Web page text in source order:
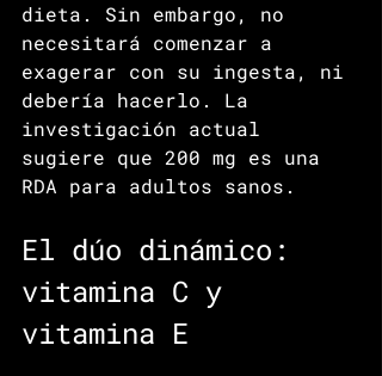
dieta. Sin embargo, no
necesitará comenzar a
exagerar con su ingesta, ni
debería hacerlo. La
investigación actual
sugiere que 200 mg es una
RDA para adultos sanos.
El dúo dinámico:
vitamina C y
vitamina E